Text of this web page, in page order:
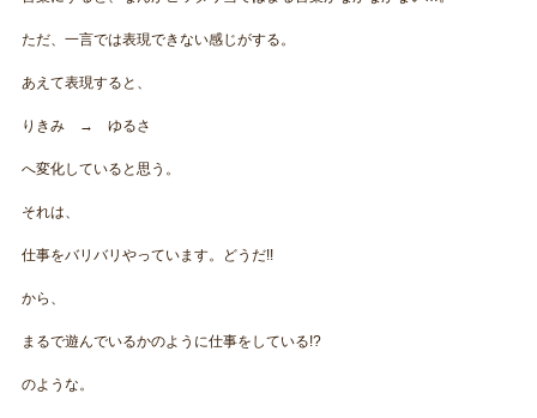
ただ、一言では表現できない感じがする。
あえて表現すると、
りきみ → ゆるさ
へ変化していると思う。
それは、
仕事をバリバリやっています。どうだ!!
から、
まるで遊んでいるかのように仕事をしている!?
のような。